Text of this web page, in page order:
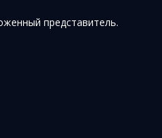
представитель.